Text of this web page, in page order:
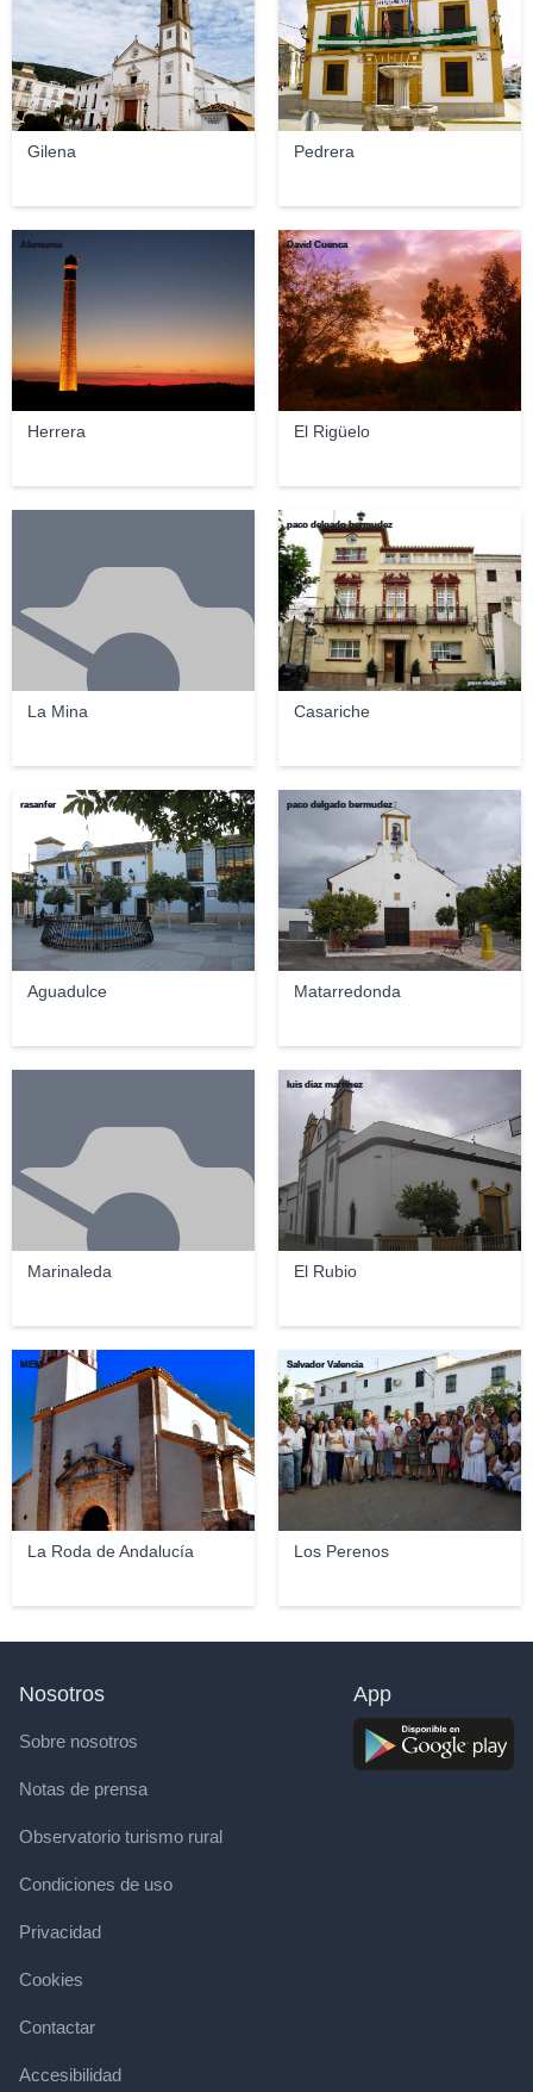
Gilena Pedrera
Herrera
Alemuma
El Rigüelo
David Cuenca
La Mina Casariche
paco delgado bermudez
Aguadulce
rasanfer
Matarredonda
paco delgado bermudez
Marinaleda El Rubio
luis diaz martinez
La Roda de Andalucía
MEM
Los Perenos
Salvador Valencia
Nosotros
Sobre nosotros
Notas de prensa
Observatorio turismo rural
Condiciones de uso
Privacidad
Cookies
Contactar
Accesibilidad
App